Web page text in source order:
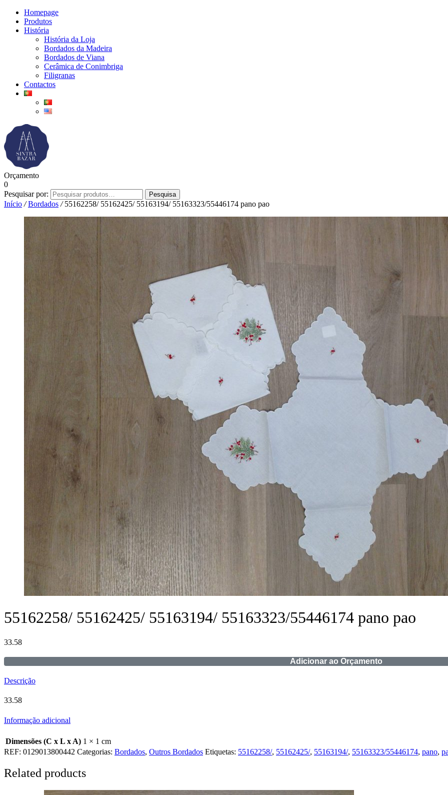
Homepage
Produtos
História
História da Loja
Bordados da Madeira
Bordados de Viana
Cerâmica de Conimbriga
Filigranas
Contactos
Orçamento
0
Pesquisar por:
Pesquisa
Início / Bordados /55162258/ 55162425/ 55163194/ 55163323/55446174 pano pao
55162258/ 55162425/ 55163194/ 55163323/55446174 pano pao
33.58
Adicionar ao Orçamento
Descrição
33.58
Informação adicional
Dimensões (C x L x A) 1 × 1 cm
REF: 0129013800442 Categorias: Bordados, Outros Bordados Etiquetas: 55162258/, 55162425/, 55163194/, 55163323/55446174, pano,
Related products